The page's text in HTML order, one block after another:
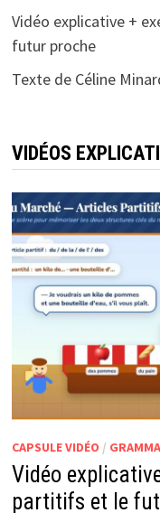
Vidéo explicative +
futur proche
Texte de Céline
VIDÉOS
CAPSULE VIDÉO /
Vidéo
partitifs et le